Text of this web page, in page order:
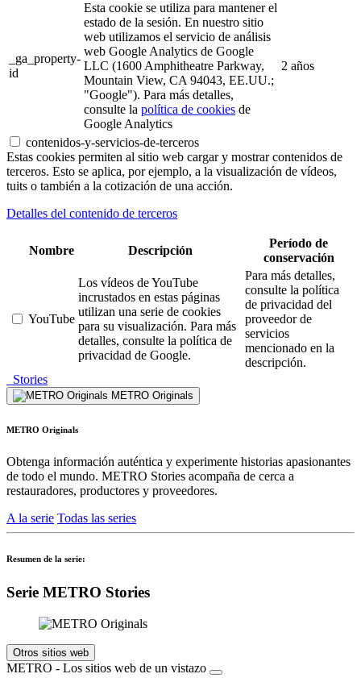
_ga_property-
id
Esta cookie se utiliza para mantener el
estado de la sesión. En nuestro sitio
web utilizamos el servicio de análisis
web Google Analytics de Google
LLC (1600 Amphitheatre Parkway,
Mountain View, CA 94043, EE.UU.;
"Google"). Para más detalles,
consulte la política de cookies de
Google Analytics
2 años
contenidos-y-servicios-de-terceros
Estas cookies permiten al sitio web cargar y mostrar contenidos de
terceros. Esto se aplica, por ejemplo, a la visualización de vídeos,
tuits o también a la cotización de una acción.
Detalles del contenido de terceros
Nombre Descripción
Período de
conservación
YouTube
Los vídeos de YouTube
incrustados en estas páginas
utilizan una serie de cookies
para su visualización. Para más
detalles, consulte la política de
privacidad de Google.
Para más detalles,
consulte la política
de privacidad del
proveedor de
servicios
mencionado en la
descripción.
Stories
METRO Originals
METRO Originals
Obtenga información auténtica y experimente historias apasionantes
de todo el mundo. METRO Stories acompaña de cerca a
restauradores, productores y proveedores.
A la serie Todas las series
Resumen de la serie:
Serie METRO Stories
Otros sitios web
METRO - Los sitios web de un vistazo